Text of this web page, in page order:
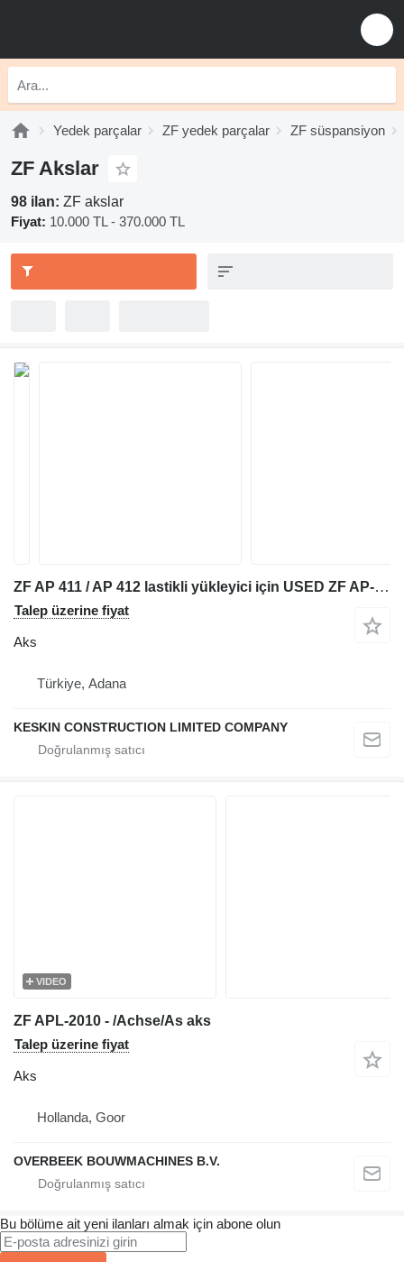
Yedek parçalar ZF yedek parçalar ZF süspansiyon
ZF Akslar
98 ilan: ZF akslar
Fiyat: 10.000 TL - 370.000 TL
ZF AP 411 / AP 412 lastikli yükleyici için USED ZF AP-411 AP-412 DIFFERENTIAL PARTS COVER GEAR BEARING SHAF aks
Talep üzerine fiyat
Aks
Türkiye, Adana
KESKIN CONSTRUCTION LIMITED COMPANY
VIDEO
ZF APL-2010 - /Achse/As aks
Talep üzerine fiyat
Aks
Hollanda, Goor
OVERBEEK BOUWMACHINES B.V.
Bu bölüme ait yeni ilanları almak için abone olun